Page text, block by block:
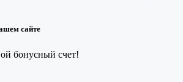
сайте
бонусный счет!